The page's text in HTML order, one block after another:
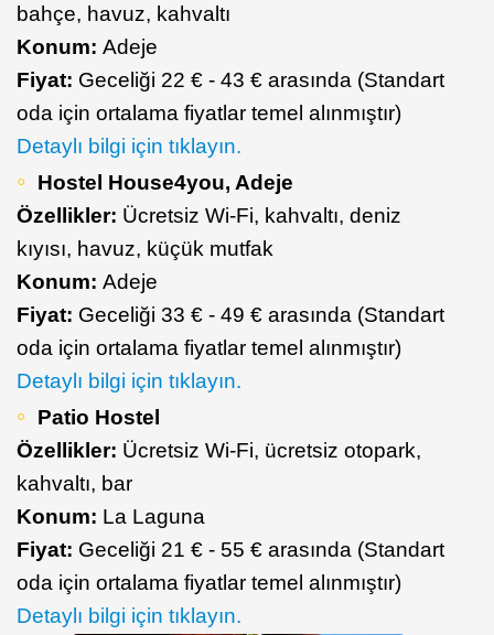
bahçe, havuz, kahvaltı
Konum: Adeje
Fiyat: Geceliği 22 € - 43 € arasında (Standart
oda için ortalama fiyatlar temel alınmıştır)
Detaylı bilgi için tıklayın.
Hostel House4you, Adeje
Özellikler: Ücretsiz Wi-Fi, kahvaltı, deniz
kıyısı, havuz, küçük mutfak
Konum: Adeje
Fiyat: Geceliği 33 € - 49 € arasında (Standart
oda için ortalama fiyatlar temel alınmıştır)
Detaylı bilgi için tıklayın.
Patio Hostel
Özellikler: Ücretsiz Wi-Fi, ücretsiz otopark,
kahvaltı, bar
Konum: La Laguna
Fiyat: Geceliği 21 € - 55 € arasında (Standart
oda için ortalama fiyatlar temel alınmıştır)
Detaylı bilgi için tıklayın.